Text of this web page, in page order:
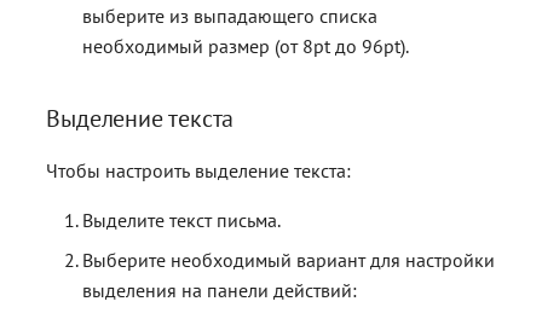
выберите из выпадающего списка
необходимый размер (от 8pt до 96pt).
Выделение текста
Чтобы настроить выделение текста:
Выделите текст письма.
Выберите необходимый вариант для настройки
выделения на панели действий: